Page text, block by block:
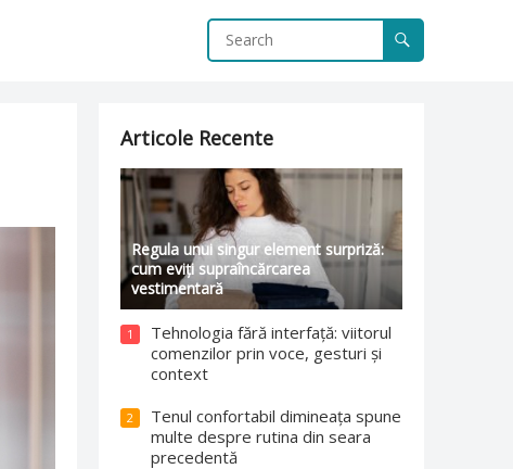
Articole Recente
Regula unui singur element surpriză:
cum eviți supraîncărcarea
vestimentară
1
Tehnologia fără interfață: viitorul
comenzilor prin voce, gesturi și
context
2
Tenul confortabil dimineața spune
multe despre rutina din seara
precedentă